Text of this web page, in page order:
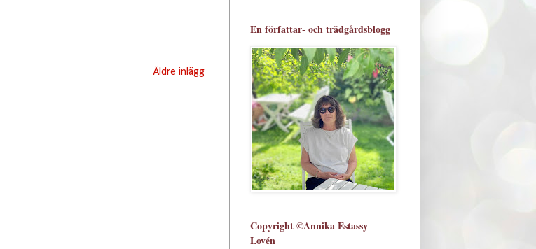
Äldre inlägg
En författar- och trädgårdsblogg
Copyright ©Annika Estassy
Lovén